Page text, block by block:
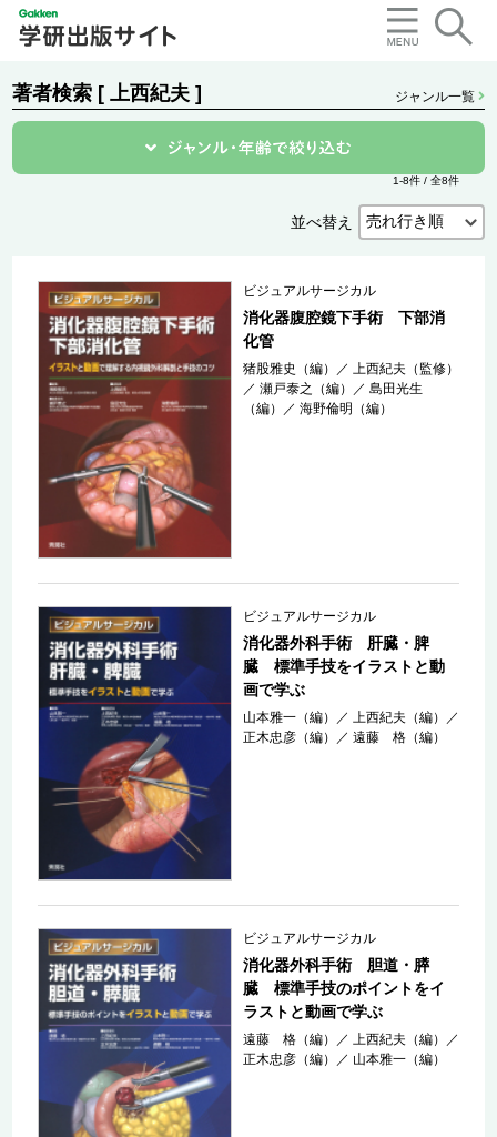
著者検索 [ 上西紀夫 ] ジャンル一覧
1-8件 / 全8件
並べ替え
ビジュアルサージカル
消化器腹腔鏡下手術 下部消
化管
猪股雅史（編） ／上西紀夫（監修）
／瀬戸泰之（編） ／島田光生
（編）
／海野倫明（編）
ビジュアルサージカル
消化器外科手術 肝臓・脾
臓 標準手技をイラストと動
画で学ぶ
山本雅一（編） ／ 上西紀夫（編）
／
正木忠彦（編）
／遠藤 格（編）
ビジュアルサージカル
消化器外科手術 胆道・膵
臓 標準手技のポイントをイ
ラストと動画で学ぶ
遠藤 格（編） ／上西紀夫（編）
／
正木忠彦（編）
／ 山本雅一（編）